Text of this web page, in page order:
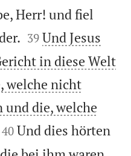
Herr! und fiel


39 Und Jesus
in diese Welt
welche nicht
und die, welche


40 Und dies hörten